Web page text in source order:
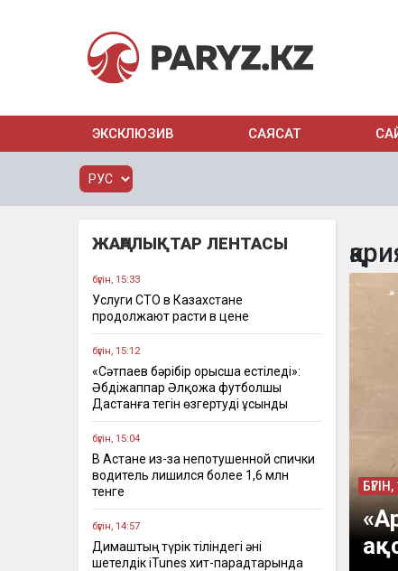
ЭКСКЛЮЗИВ САЯСАТ
ЖАҢАЛЫҚТАР ЛЕНТАСЫ
бүгін, 15:33
Услуги СТО в Казахстане
продолжают расти в цене
бүгін, 15:12
«Сәтпаев бәрібір орысша естіледі»:
Әбдіжаппар Әлқожа футболшы
Дастанға тегін өзгертуді ұсынды
бүгін, 15:04
В Астане из-за непотушенной спички
водитель лишился более 1,6 млн
тенге
бүгін, 14:57
Димаштың түрік тіліндегі әні
шетелдік iTunes хит-парадтарында